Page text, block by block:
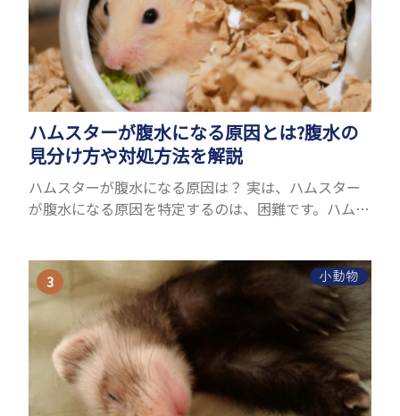
ハムスターが腹水になる原因とは?腹水の
見分け方や対処方法を解説
ハムスターが腹水になる原因は？ 実は、ハムスター
が腹水になる原因を特定するのは、困難です。ハムス
理由はさま...
小動物